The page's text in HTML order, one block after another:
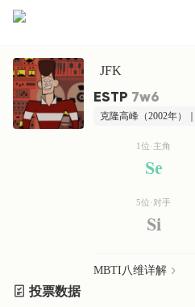
JFK
ESTP 7w6
克隆高峰（2002年）
1位·主角
Se
5位·对手
Si
MBTI八维详解
投票数据